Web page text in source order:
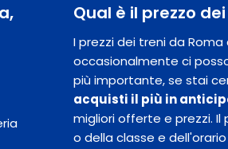
Qual è il prezzo
I prezzi dei treni da
occasionalmente ci
più importante, se stai
acquisti il ​​più in
migliori offerte e prezzi.
o della classe e